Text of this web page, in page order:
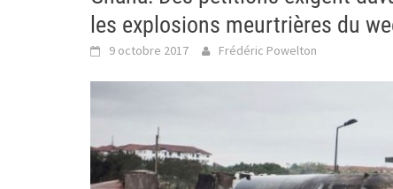
les explosions meurtrières du
9 octobre 2017 Frédéric Powelton